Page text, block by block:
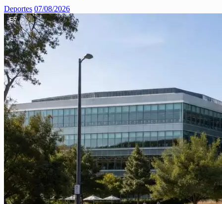
Deportes 07/08/2026